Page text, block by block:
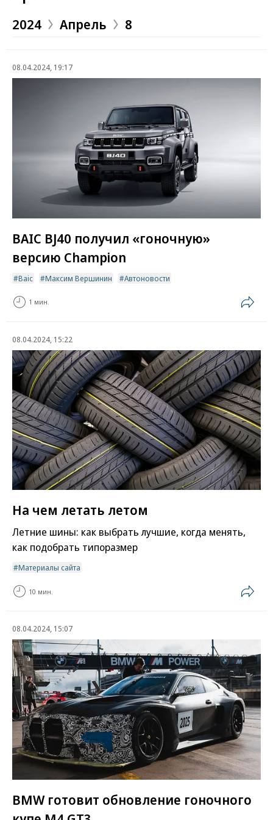
2024 Апрель 8
08.04.2024, 19:17
BAIC BJ40 получил «гоночную»
версию Champion
Baic Максим Вершинин Автоновости
1 мин.
08.04.2024, 15:22
На чем летать летом
Летние шины: как выбрать лучшие, когда менять,
как подобрать типоразмер
Материалы сайта
10 мин.
08.04.2024, 15:07
BMW готовит обновление гоночного